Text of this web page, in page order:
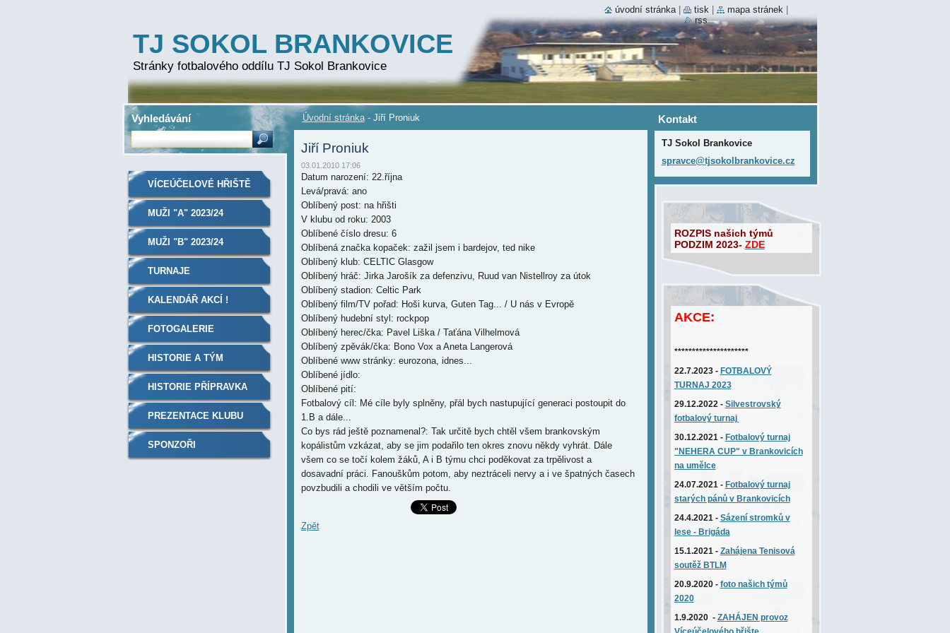
TJ SOKOL BRANKOVICE
Stránky fotbalového oddílu TJ Sokol Brankovice
Úvodní stránka - Jiří Proniuk
Jiří Proniuk
03.01.2010 17:06
Datum narození: 22.října
Levá/pravá: ano
Oblíbený post: na hřišti
V klubu od roku: 2003
Oblíbené číslo dresu: 6
Oblíbená značka kopaček: zažil jsem i bardejov, ted nike
Oblíbený klub: CELTIC Glasgow
Oblíbený hráč: Jirka Jarošík za defenzivu, Ruud van Nistellroy za útok
Oblíbený stadion: Celtic Park
Oblíbený film/TV pořad: Hoši kurva, Guten Tag... / U nás v Evropě
Oblíbený hudební styl: rockpop
Oblíbený herec/čka: Pavel Liška / Taťána Vilhelmová
Oblíbený zpěvák/čka: Bono Vox a Aneta Langerová
Oblíbené www stránky: eurozona, idnes...
Oblíbené jídlo:
Oblíbené pití:
Fotbalový cíl: Mé cíle byly splněny, přál bych nastupující generaci postoupit do
1.B a dále...
Co bys rád ještě poznamenal?: Tak určitě bych chtěl všem brankovským
kopálistům vzkázat, aby se jim podařilo ten okres znovu někdy vyhrát. Dále
všem co se točí kolem žáků, A i B týmu chci poděkovat za trpělivost a
dosavadní práci. Fanouškům potom, aby neztráceli nervy a i ve špatných časech
povzbudili a chodili ve větším počtu.
Zpět
VÍCEÚČELOVÉ HŘIŠTĚ
MUŽI "A" 2023/24
MUŽI "B" 2023/24
TURNAJE
KALENDÁŘ AKCÍ !
FOTOGALERIE
HISTORIE A TÝM
HISTORIE PŘÍPRAVKA
PREZENTACE KLUBU
SPONZOŘI
Kontakt
TJ Sokol Brankovice
spravce@tjsokolbrankovice.cz
ROZPIS našich týmů
PODZIM 2023- ZDE
AKCE:
*********************
22.7.2023 - FOTBALOVÝ
TURNAJ 2023
29.12.2022 - Silvestrovský
fotbalový turnaj
30.12.2021 - Fotbalový turnaj
"NEHERA CUP" v Brankovicích
na umělce
24.07.2021 - Fotbalový turnaj
starých pánů v Brankovicích
24.4.2021 - Sázení stromků v
lese - Brigáda
15.1.2021 - Zahájena Tenisová
soutěž BTLM
20.9.2020 - foto našich týmů
2020
1.9.2020 - ZAHÁJEN provoz
Vyhledávání
úvodní stránka tisk mapa stránek
rss